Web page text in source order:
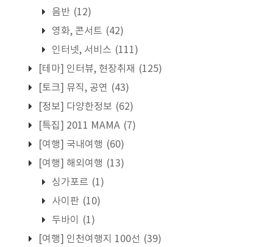
음반 (12)
영화, 콘서트 (42)
인터넷, 서비스 (111)
[테마] 인터뷰, 현장취재 (125)
[토크] 뮤직, 공연 (43)
[정보] 다양한정보 (62)
[특집] 2011 MAMA (7)
[여행] 국내여행 (60)
[여행] 해외여행 (13)
싱가포르 (1)
사이판 (10)
두바이
(1)
[여행] 인천여행지 100선 (39)